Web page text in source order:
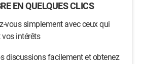
EN QUELQUES CLICS
vous simplement avec ceux qui
intérêts
discussions facilement et obtenez